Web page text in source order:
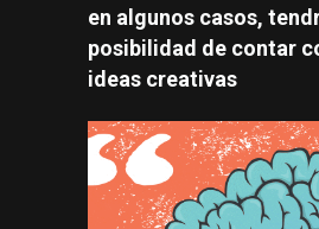
en algunos casos,
posibilidad de contar
ideas creativas